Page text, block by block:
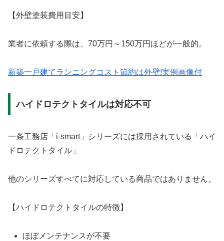
【外壁塗装費用目安】
業者に依頼する際は、70万円～150万円ほどが一般的。
新築一戸建てランニングコスト節約は外壁!実例画像付
ハイドロテクトタイルは対応不可
一条工務店「i-smart」シリーズには採用されている「ハイ
ドロテクトタイル」
他のシリーズすべてに対応している商品ではありません。
【ハイドロテクトタイルの特徴】
ほぼメンテナンスが不要